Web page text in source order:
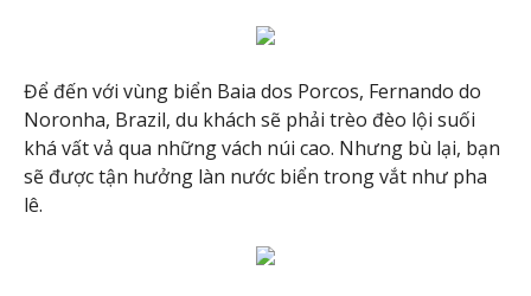
Để đến với vùng biển Baia dos Porcos, Fernando do
Noronha, Brazil, du khách sẽ phải trèo đèo lội suối
khá vất vả qua những vách núi cao. Nhưng bù lại, bạn
sẽ được tận hưởng làn nước biển trong vắt như pha
lê.